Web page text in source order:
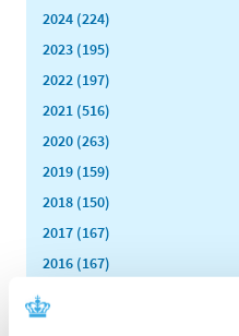
2024 (224)
2023 (195)
2022 (197)
2021 (516)
2020 (263)
2019 (159)
2018 (150)
2017 (167)
2016 (167)
2014 (44)